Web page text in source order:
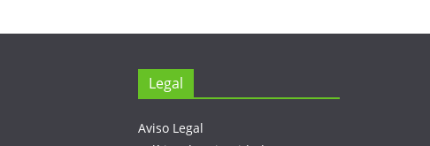
Legal
Aviso Legal